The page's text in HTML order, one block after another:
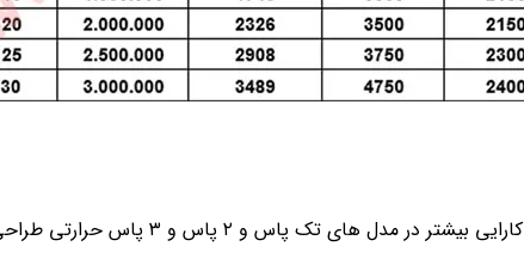
مدل های تک پاس و ۲ پاس و ۳ پاس حرارتی طراحی می شود.